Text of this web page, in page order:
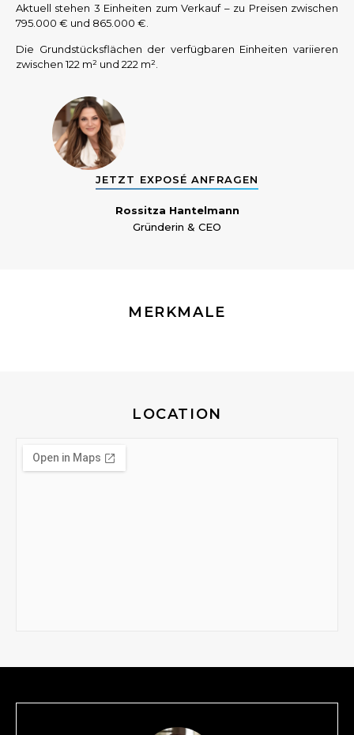
Aktuell stehen 3 Einheiten zum Verkauf – zu Preisen zwischen
795.000 € und 865.000 €.
Die Grundstücksflächen der verfügbaren Einheiten variieren
zwischen 122 m² und 222 m².
JETZT EXPOSÉ ANFRAGEN
Rossitza Hantelmann
Gründerin & CEO
MERKMALE
LOCATION